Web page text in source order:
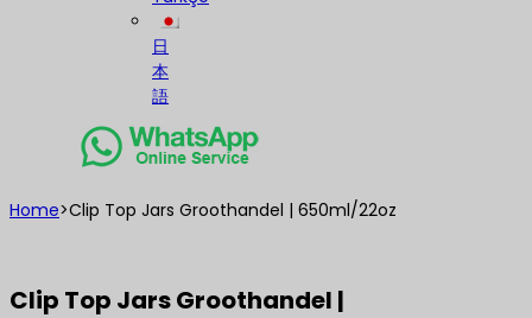
日
本
語
Home>Clip Top Jars Groothandel | 650ml/22oz
Clip Top Jars Groothandel |